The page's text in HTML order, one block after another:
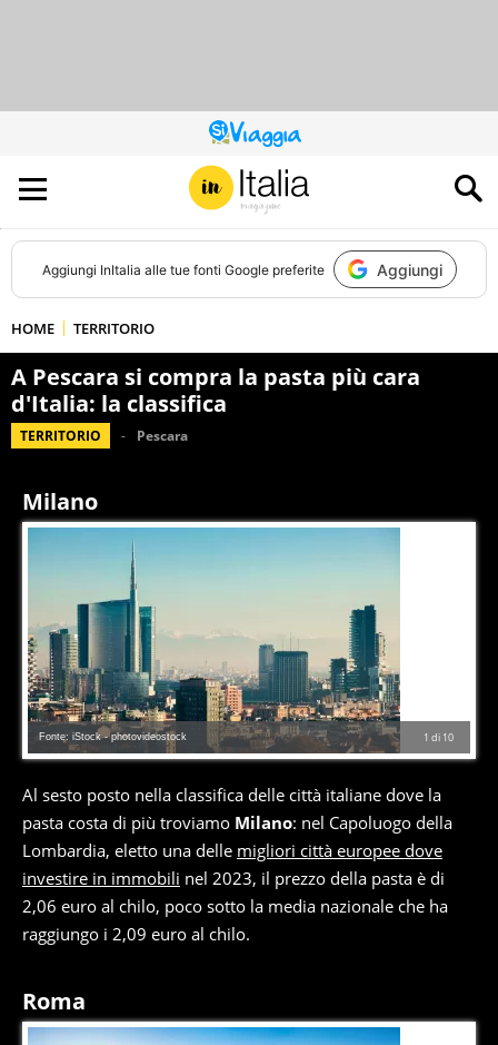
QUESTO
SITO
CONTRIBUISCE
ALL’AUDIENCE
DI
Aggiungi InItalia alle tue fonti Google preferite Aggiungi
HOME TERRITORIO
A Pescara si compra la pasta più cara
d'Italia: la classifica
TERRITORIO Pescara
Milano
1 di 10
Fonte: iStock - photovideostock
Al sesto posto nella classifica delle città italiane dove la
pasta costa di più troviamo Milano: nel Capoluogo della
Lombardia, eletto una delle migliori città europee dove
investire in immobili nel 2023, il prezzo della pasta è di
2,06 euro al chilo, poco sotto la media nazionale che ha
raggiungo i 2,09 euro al chilo.
Roma